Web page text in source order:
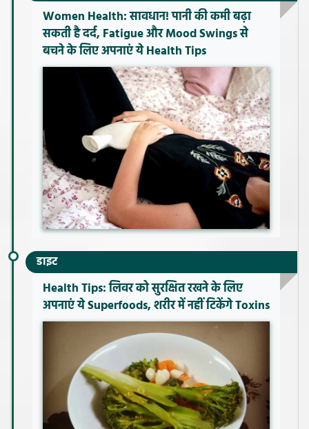
Women Health: सावधान! पानी की कमी बढ़ा
सकती है दर्द, Fatigue और Mood Swings से
बचने के लिए अपनाएं ये Health Tips
डाइट
Health Tips: लिवर को सुरक्षित रखने के लिए
अपनाएं ये Superfoods, शरीर में नहीं टिकेंगे Toxins